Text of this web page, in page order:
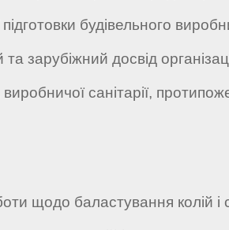
будівельного
зарубіжний досвід
санітарії,
щодо баластування колій і